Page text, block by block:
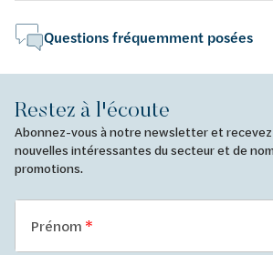
Questions fréquemment posées
Restez à l'écoute
Abonnez-vous à notre newsletter et recevez
nouvelles intéressantes du secteur et de
promotions.
Prénom